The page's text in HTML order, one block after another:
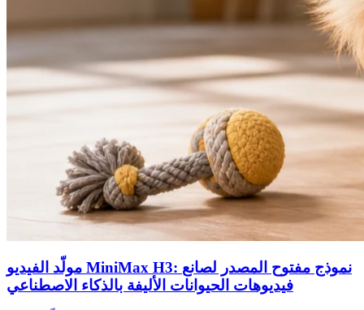
مولّد الفيديو MiniMax H3: نموذج مفتوح المصدر لصانع
فيديوهات الحيوانات الأليفة بالذكاء الاصطناعي